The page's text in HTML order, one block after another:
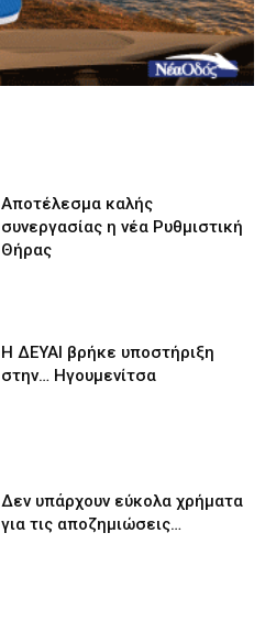
Αποτέλεσμα καλής
συνεργασίας η νέα Ρυθμιστική
Θήρας
Η ΔΕΥΑΙ βρήκε υποστήριξη
στην… Ηγουμενίτσα
Δεν υπάρχουν εύκολα χρήματα
για τις αποζημιώσεις…